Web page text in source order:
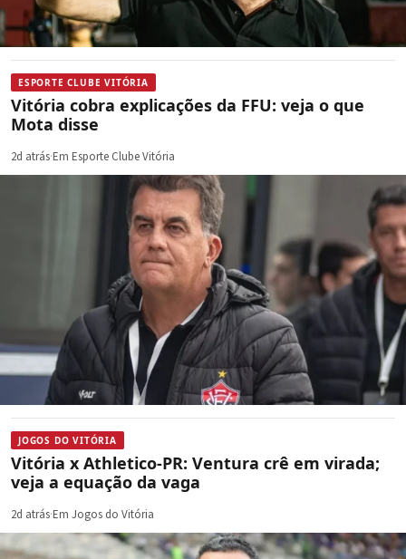
ESPORTE CLUBE VITÓRIA
Vitória cobra explicações da FFU: veja o que
Mota disse
2d atrás·Em Esporte Clube Vitória
JOGOS DO VITÓRIA
Vitória x Athletico-PR: Ventura crê em virada;
veja a equação da vaga
2d atrás·Em Jogos do Vitória